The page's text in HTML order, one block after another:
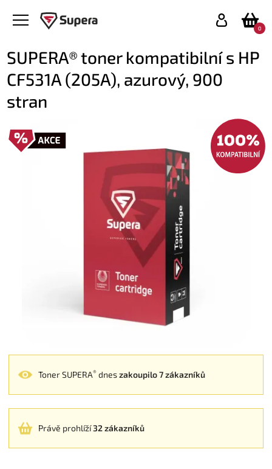
0
SUPERA® toner kompatibilní s HP
CF531A (205A), azurový, 900
stran
Toner SUPERA® dneszakoupilo 7 zákazníků
Právě prohlíží32 zákazníků